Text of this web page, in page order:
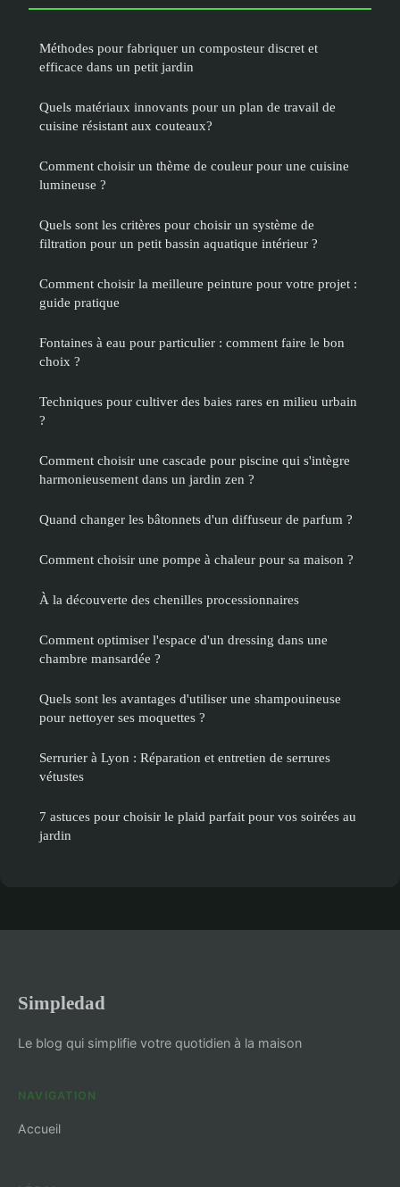
Méthodes pour fabriquer un composteur discret et
efficace dans un petit jardin
Quels matériaux innovants pour un plan de travail de
cuisine résistant aux couteaux?
Comment choisir un thème de couleur pour une cuisine
lumineuse ?
Quels sont les critères pour choisir un système de
filtration pour un petit bassin aquatique intérieur ?
Comment choisir la meilleure peinture pour votre projet :
guide pratique
Fontaines à eau pour particulier : comment faire le bon
choix ?
Techniques pour cultiver des baies rares en milieu urbain
?
Comment choisir une cascade pour piscine qui s'intègre
harmonieusement dans un jardin zen ?
Quand changer les bâtonnets d'un diffuseur de parfum ?
Comment choisir une pompe à chaleur pour sa maison ?
À la découverte des chenilles processionnaires
Comment optimiser l'espace d'un dressing dans une
chambre mansardée ?
Quels sont les avantages d'utiliser une shampouineuse
pour nettoyer ses moquettes ?
Serrurier à Lyon : Réparation et entretien de serrures
vétustes
7 astuces pour choisir le plaid parfait pour vos soirées au
jardin
Simpledad
Le blog qui simplifie votre quotidien à la maison
NAVIGATION
Accueil